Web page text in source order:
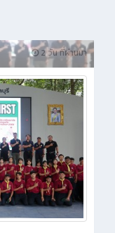
2 วัน ที่ผ่านมา